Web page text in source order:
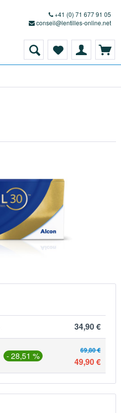
+41 (0) 71 677 91 05
conseil@lentilles-online.net
34,90 €
- 28,51 % 69,80 €
49,90 €